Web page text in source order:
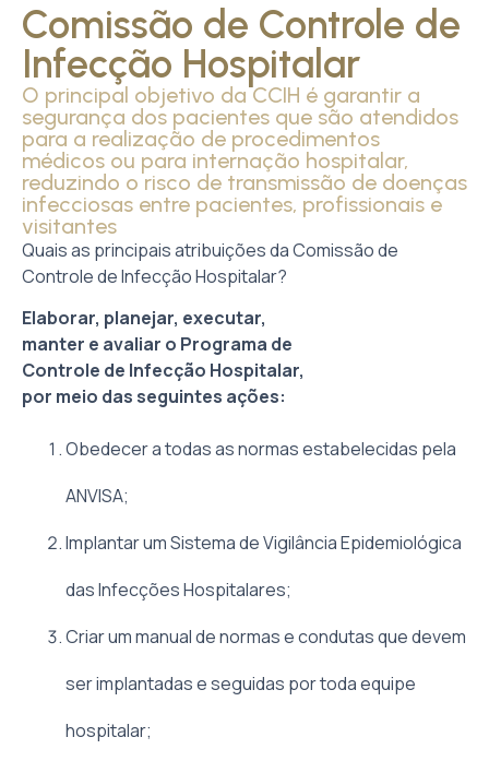
Comissão de Controle de
Infecção Hospitalar
O principal objetivo da CCIH é garantir a
segurança dos pacientes que são atendidos
para a realização de procedimentos
médicos ou para internação hospitalar,
reduzindo o risco de transmissão de doenças
infecciosas entre pacientes, profissionais e
visitantes
Quais as principais atribuições da Comissão de
Controle de Infecção Hospitalar?
Elaborar, planejar, executar,
manter e avaliar o Programa de
Controle de Infecção Hospitalar,
por meio das seguintes ações:
Obedecer a todas as normas estabelecidas pela
ANVISA;
Implantar um Sistema de Vigilância Epidemiológica
das Infecções Hospitalares;
Criar um manual de normas e condutas que devem
ser implantadas e seguidas por toda equipe
hospitalar;